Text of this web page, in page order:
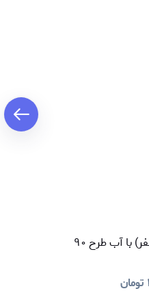
با آب طرح ۹۰
تومان